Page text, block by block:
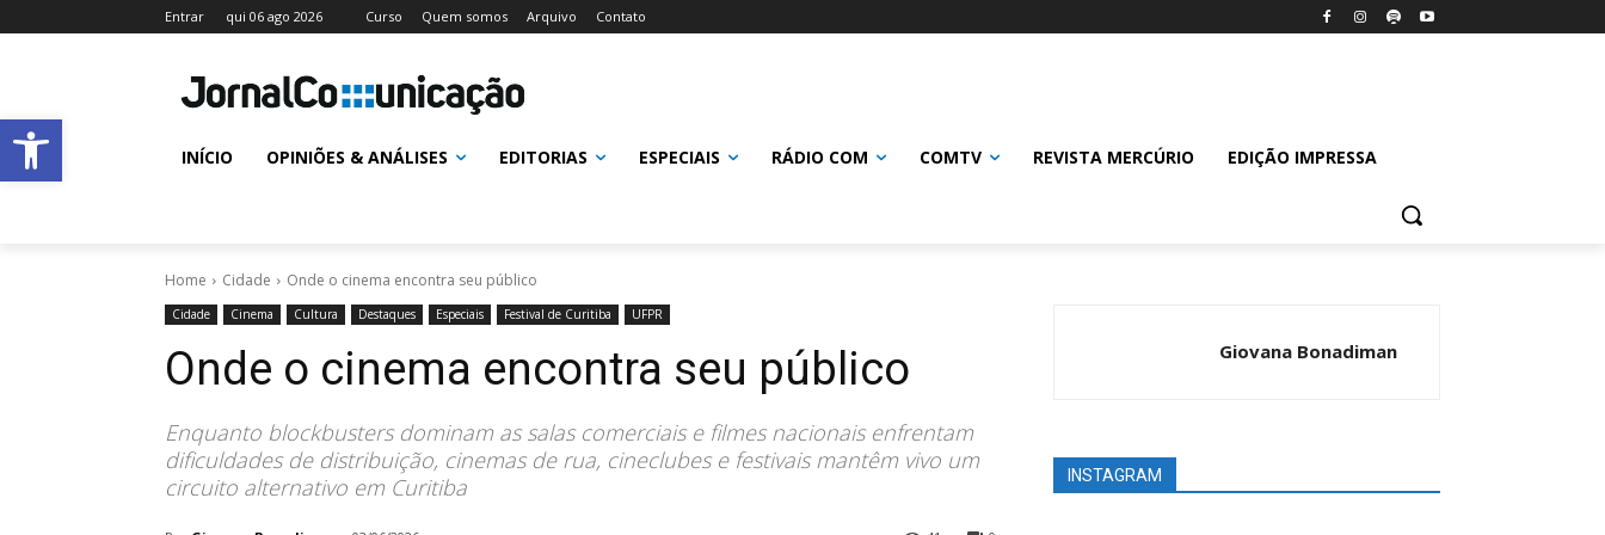
Abrir a barra de ferramentas
Entrar qui 06 ago 2026 Curso Quem somos Arquivo Contato
INÍCIO OPINIÕES & ANÁLISES EDITORIAS ESPECIAIS RÁDIO COM COMTV REVISTA MERCÚRIO EDIÇÃO IMPRESSA
Home Cidade Onde o cinema encontra seu público
Cidade Cinema Cultura Destaques Especiais Festival de Curitiba UFPR
Onde o cinema encontra seu público
Enquanto blockbusters dominam as salas comerciais e filmes nacionais enfrentam
dificuldades de distribuição, cinemas de rua, cineclubes e festivais mantêm vivo um
circuito alternativo em Curitiba
Giovana Bonadiman
INSTAGRAM